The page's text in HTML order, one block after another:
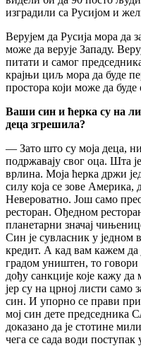
изградили са Русијом и
Верујем да Русија мора да
може да верује Западу.
питати и самог
крајњи циљ мора да буде
простора који може да буде
Ваши син и ћерка су на
деца згрешила?
— Зато што су моја деца,
подржавају свог оца. Шта
врлина. Моја ћерка држи
силу која се зове Америка,
Невероватно. Још само
ресторан. Ођедном
планетарни значај
Син је сувласник у једном
кредит. А кад вам кажем да
градом уништен, то говори
дођу санкције које кажу
јер су на црној листи само
син. И упорно се прави
мој син дете председника
доказано да је стотине
чега се сада води